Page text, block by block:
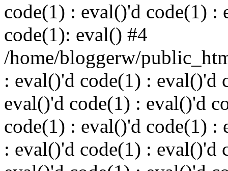
code(1) : eval()'d code(1) :
code(1): eval() #4
/home/bloggerw/
: eval()'d code(1) : eval()'d
eval()'d code(1) : eval()'d
code(1) : eval()'d code(1) :
: eval()'d code(1) : eval()'d